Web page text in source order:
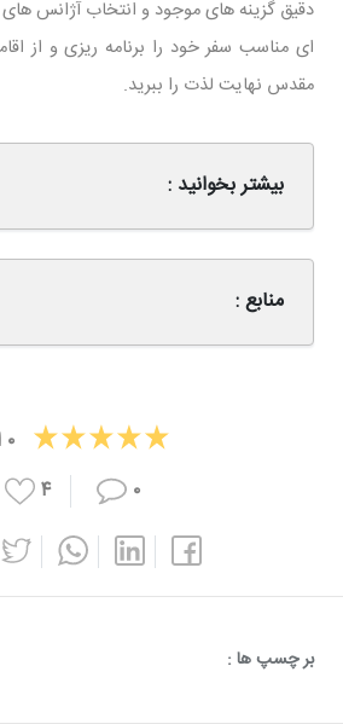
دقیق گزینه ‌های موجود و انتخاب آژانس ‌های
‌ای مناسب سفر خود را برنامه ‌ریزی و از
مقدس نهایت لذت را ببرید.
بیشتر بخوانید :
منابع :
۰
۰
۴
بر چسپ ها :